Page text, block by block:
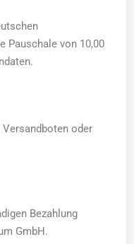
Pauschale von 10,00
oder
Bezahlung
GmbH.